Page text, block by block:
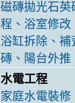
磁磚拋光石英
程、浴室修改
浴缸拆除、
磚、陽台外推
水電工程
家庭水電裝